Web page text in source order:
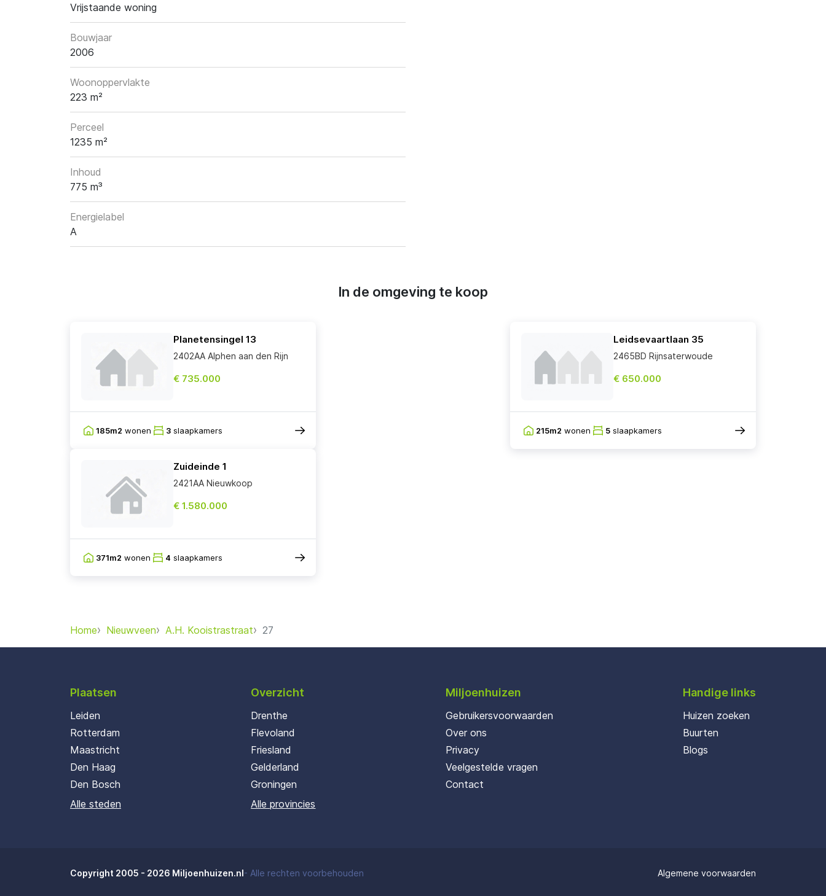
Vrijstaande woning
Bouwjaar
2006
Woonoppervlakte
223 m²
Perceel
1235 m²
Inhoud
775 m³
Energielabel
A
In de omgeving te koop
Planetensingel 13
2402AA Alphen aan den Rijn
€ 735.000
185m2 wonen 3 slaapkamers
Leidsevaartlaan 35
2465BD Rijnsaterwoude
€ 650.000
215m2 wonen 5 slaapkamers
Zuideinde 1
2421AA Nieuwkoop
€ 1.580.000
371m2 wonen 4 slaapkamers
Home Nieuwveen A.H. Kooistrastraat 27
Plaatsen
Leiden
Rotterdam
Maastricht
Den Haag
Den Bosch
Alle steden
Overzicht
Drenthe
Flevoland
Friesland
Gelderland
Groningen
Alle provincies
Miljoenhuizen
Gebruikersvoorwaarden
Over ons
Privacy
Veelgestelde vragen
Contact
Handige links
Huizen zoeken
Buurten
Blogs
Copyright 2005 - 2026 Miljoenhuizen.nl - Alle rechten voorbehouden Algemene voorwaarden